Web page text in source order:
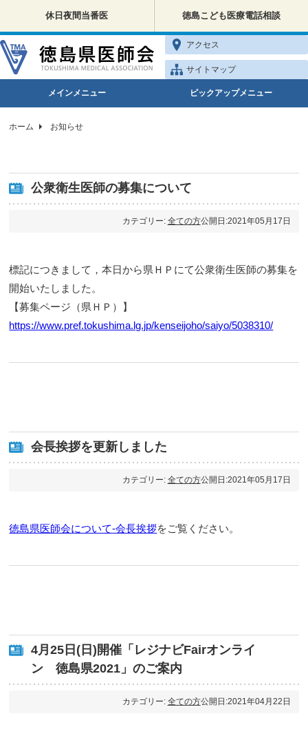
休日夜間当番医 徳島こども医療電話相談
アクセス
サイトマップ
メインメニュー ピックアップメニュー
ホーム お知らせ
公衆衛生医師の募集について
カテゴリー: 全ての方公開日:2021年05月17日
標記につきまして，本日から県ＨＰにて公衆衛生医師の募集を
開始いたしました。
【募集ページ（県ＨＰ）】
https://www.pref.tokushima.lg.jp/kenseijoho/saiyo/5038310/
会長挨拶を更新しました
カテゴリー: 全ての方公開日:2021年05月17日
徳島県医師会について-会長挨拶をご覧ください。
4月25日(日)開催「レジナビFairオンライ
ン 徳島県2021」のご案内
カテゴリー: 全ての方公開日:2021年04月22日